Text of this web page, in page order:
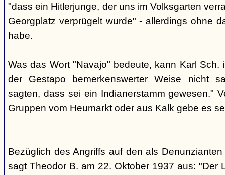
"dass ein Hitlerjunge, der uns im Volksgarten
Georgplatz verprügelt wurde" - allerdings ohne
habe.
Was das Wort "Navajo" bedeute, kann Karl Sch.
der Gestapo bemerkenswerter Weise nicht
sagten, dass sei ein Indianerstamm gewesen."
Gruppen vom Heumarkt oder aus Kalk gebe es
Bezüglich des Angriffs auf den als
sagt Theodor B. am 22. Oktober 1937 aus: "Der